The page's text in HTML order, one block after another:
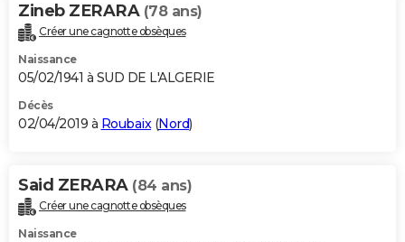
Zineb ZERARA (78 ans)
Créer une cagnotte obsèques
Naissance
05/02/1941 à SUD DE L'ALGERIE
Décès
02/04/2019 à Roubaix(Nord)
Said ZERARA (84 ans)
Créer une cagnotte obsèques
Naissance